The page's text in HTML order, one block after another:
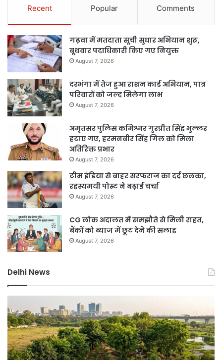
Recent Popular Comments
गढ़वा में मतदाता सूची सुधार अभियान शुरू,
बूथवार पदाधिकारी किए गए नियुक्त
August 7, 2026
दरभंगा में तेज हुआ राशन कार्ड अभियान, पात्र
परिवारों को जल्द मिलेगा लाभ
August 7, 2026
अमृतसर पुलिस कमिश्नर गुरप्रीत सिंह भुल्लर
हटाए गए, हरमनबीर सिंह गिल को मिला
अतिरिक्त प्रभार
August 7, 2026
टीम इंडिया से बाहर सरफराज का दर्द छलका,
रहस्यमयी पोस्ट ने बढ़ाई चर्चा
August 7, 2026
CG लोक अदालत में समझौते से मिली राहत,
बैंकों को ब्याज में छूट देने की सलाह
August 7, 2026
Delhi News
रिज
संरक्षण
हेतु
चार
वर्षीय
पर
बड़े